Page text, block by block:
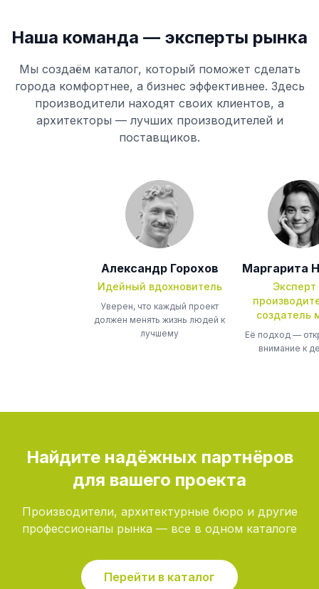
Наша команда — эксперты рынка
Мы создаём каталог, который поможет сделать
города комфортнее, а бизнес эффективнее. Здесь
производители находят своих клиентов, а
архитекторы — лучших производителей и
поставщиков.
Александр Горохов
Идейный вдохновитель
Уверен, что каждый проект
должен менять жизнь людей к
лучшему
Маргарита
Эксперт
создатель
Её подход —
внимание к
Найдите надёжных партнёров
для вашего проекта
Производители, архитектурные бюро и другие
профессионалы рынка — все в одном каталоге
Перейти в каталог